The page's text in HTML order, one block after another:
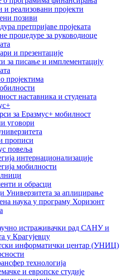
и реализовани пројекти
позиви
претпријаве пројеката
процедуре за руководиоце
и презентације
за писање и имплементацију
пројектима
наставника и студената
за Еразмус+ мобилност
уговори
прописи
повеља
интернационализације
мобилности
и обрасци
Универзитета за аплицирање
наука у програму Хоризонт
истраживачки рад САНУ и
у Крагујевцу
информатички центар (УНИЦ)
технологија
и европске студије